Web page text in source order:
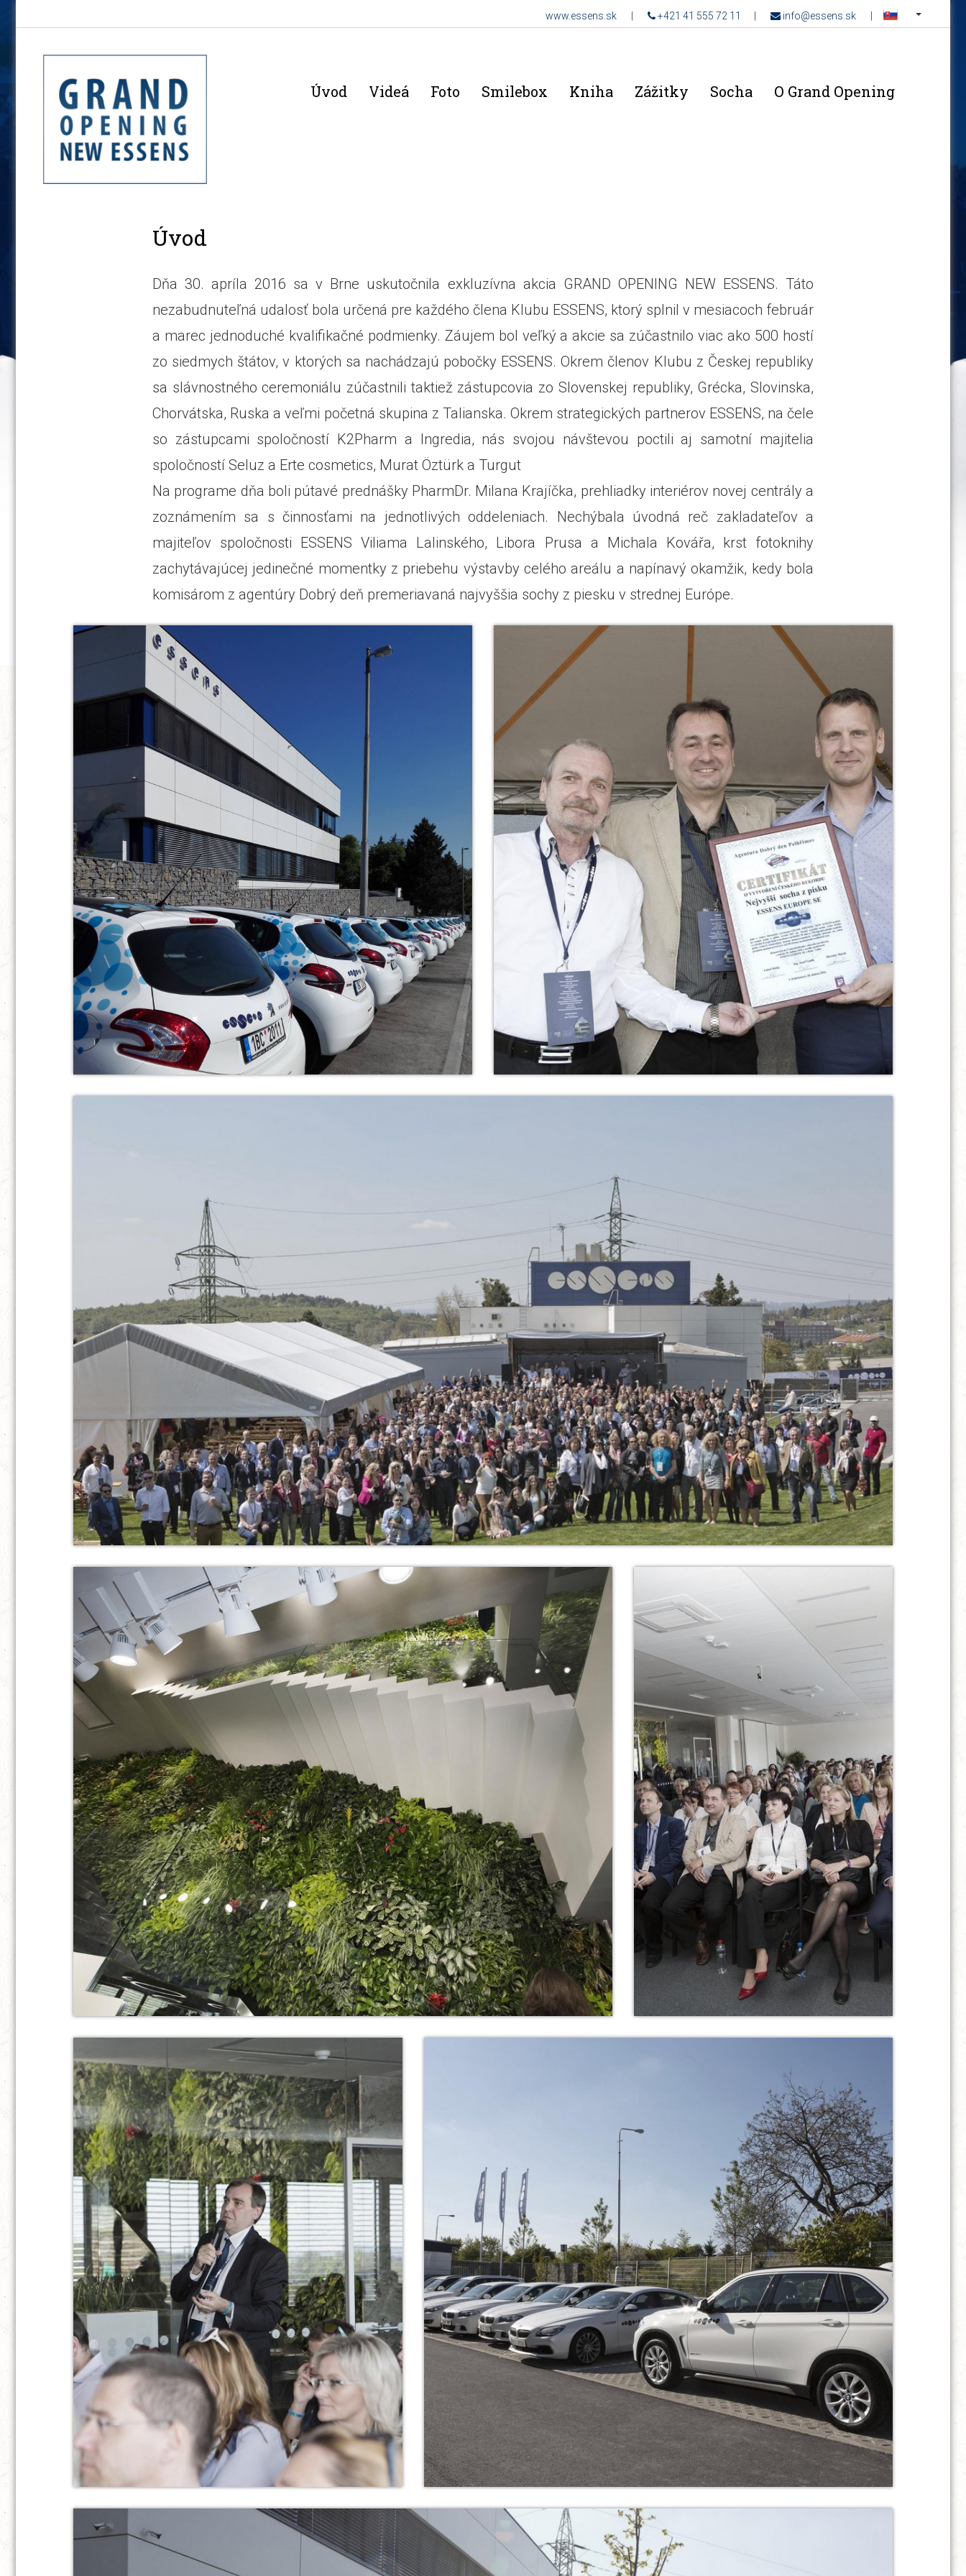
www.essens.sk +421 41 555 72 11 info@essens.sk __
Úvod Videá Foto Smilebox Kniha Zážitky Socha O Grand Opening
Úvod
Dňa 30. apríla 2016 sa v Brne uskutočnila exkluzívna akcia GRAND OPENING NEW ESSENS. Táto
nezabudnuteľná udalosť bola určená pre každého člena Klubu ESSENS, ktorý splnil v mesiacoch február
a marec jednoduché kvalifikačné podmienky. Záujem bol veľký a akcie sa zúčastnilo viac ako 500 hostí
zo siedmych štátov, v ktorých sa nachádzajú pobočky ESSENS. Okrem členov Klubu z Českej republiky
sa slávnostného ceremoniálu zúčastnili taktiež zástupcovia zo Slovenskej republiky, Grécka, Slovinska,
Chorvátska, Ruska a veľmi početná skupina z Talianska. Okrem strategických partnerov ESSENS, na čele
so zástupcami spoločností K2Pharm a Ingredia, nás svojou návštevou poctili aj samotní majitelia
spoločností Seluz a Erte cosmetics, Murat Öztürk a Turgut
Na programe dňa boli pútavé prednášky PharmDr. Milana Krajíčka, prehliadky interiérov novej centrály a
zoznámením sa s činnosťami na jednotlivých oddeleniach. Nechýbala úvodná reč zakladateľov a
majiteľov spoločnosti ESSENS Viliama Lalinského, Libora Prusa a Michala Kovářa, krst fotoknihy
zachytávajúcej jedinečné momentky z priebehu výstavby celého areálu a napínavý okamžik, kedy bola
komisárom z agentúry Dobrý deň premeriavaná najvyššia sochy z piesku v strednej Európe.